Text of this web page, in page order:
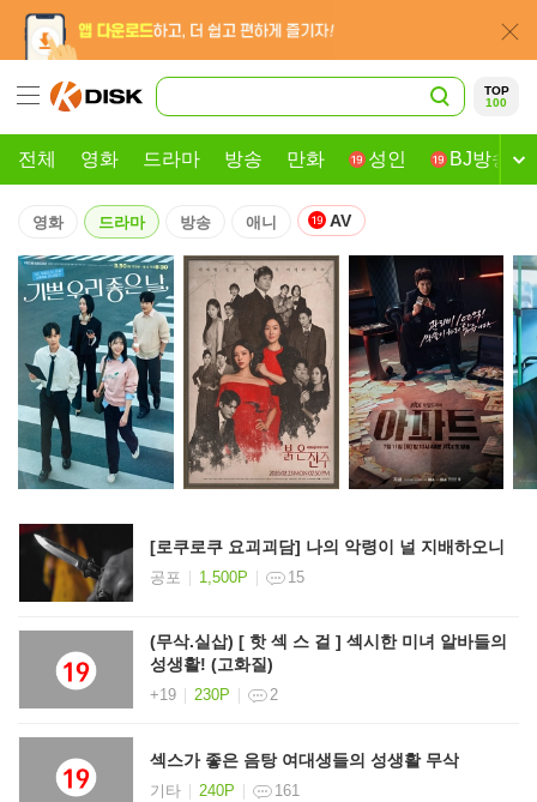
TOP
100
전체 영화 드라마 방송 만화 성인 BJ방송
영화 드라마 방송 애니 AV
[로쿠로쿠 요괴괴담] 나의 악령이 널 지배하오니
공포 1,500P 15
(무삭.실삽) [ 핫 섹 스 걸 ] 섹시한 미녀 알바들의
성생활! (고화질)
+19 230P 2
섹스가 좋은 음탕 여대생들의 성생활 무삭
기타 240P 161